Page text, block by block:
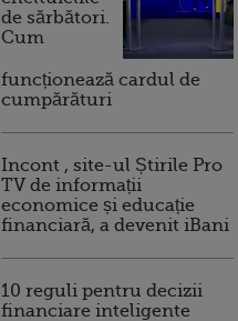
de sărbători.
Cum
funcționează cardul de
cumpărături
Incont , site-ul Știrile Pro
TV de informații
economice și educație
financiară, a devenit iBani
10 reguli pentru decizii
financiare inteligente